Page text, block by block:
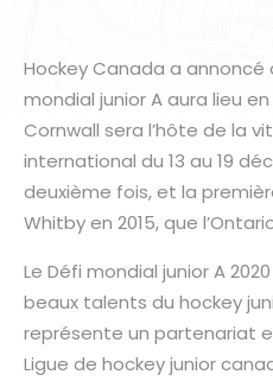
Hockey Canada a annoncé
mondial junior A aura lieu
Cornwall sera l’hôte de la
international du 13 au 19
deuxième fois, et la
Whitby en 2015, que
Le Défi mondial junior A
beaux talents du hockey
représente un partenariat
Ligue de hockey junior